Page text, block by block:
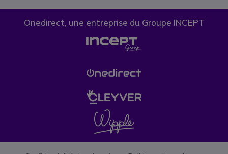
Onedirect, une entreprise du Groupe INCEPT